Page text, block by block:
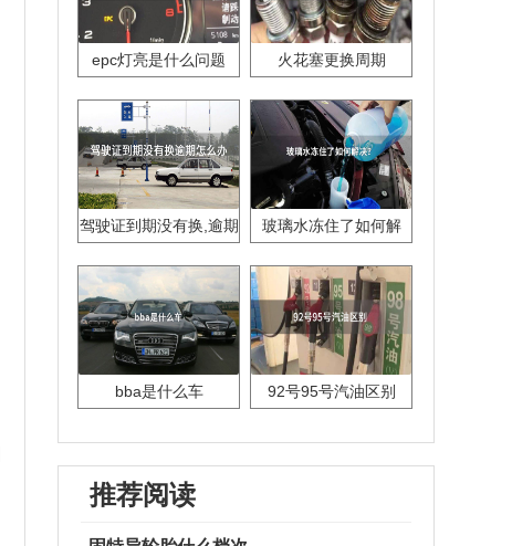
epc灯亮是什么问题 火花塞更换周期
驾驶证到期没有换,逾期
玻璃水冻住了如何解
bba是什么车 92号95号汽油区别
推荐阅读